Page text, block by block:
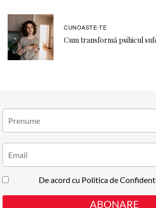
CUNOASTE-TE
Cum transformă psihicul